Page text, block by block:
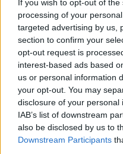
If you wish to opt-out of
processing of your
targeted advertising by us,
section to confirm your
opt-out request is
interest-based ads based
us or personal information
your opt-out. You may
disclosure of your
IAB’s list of downstream
also be disclosed by us to
Downstream Participants
mivel már két
piacot míg közben az
elemzők nem
gyenge teljesítményt:
melyek segíthetnek
csorgását. Az
mellett felsorolt
erősebb, éppen ezért
ajánlásukat,
figyelmet, hogy a